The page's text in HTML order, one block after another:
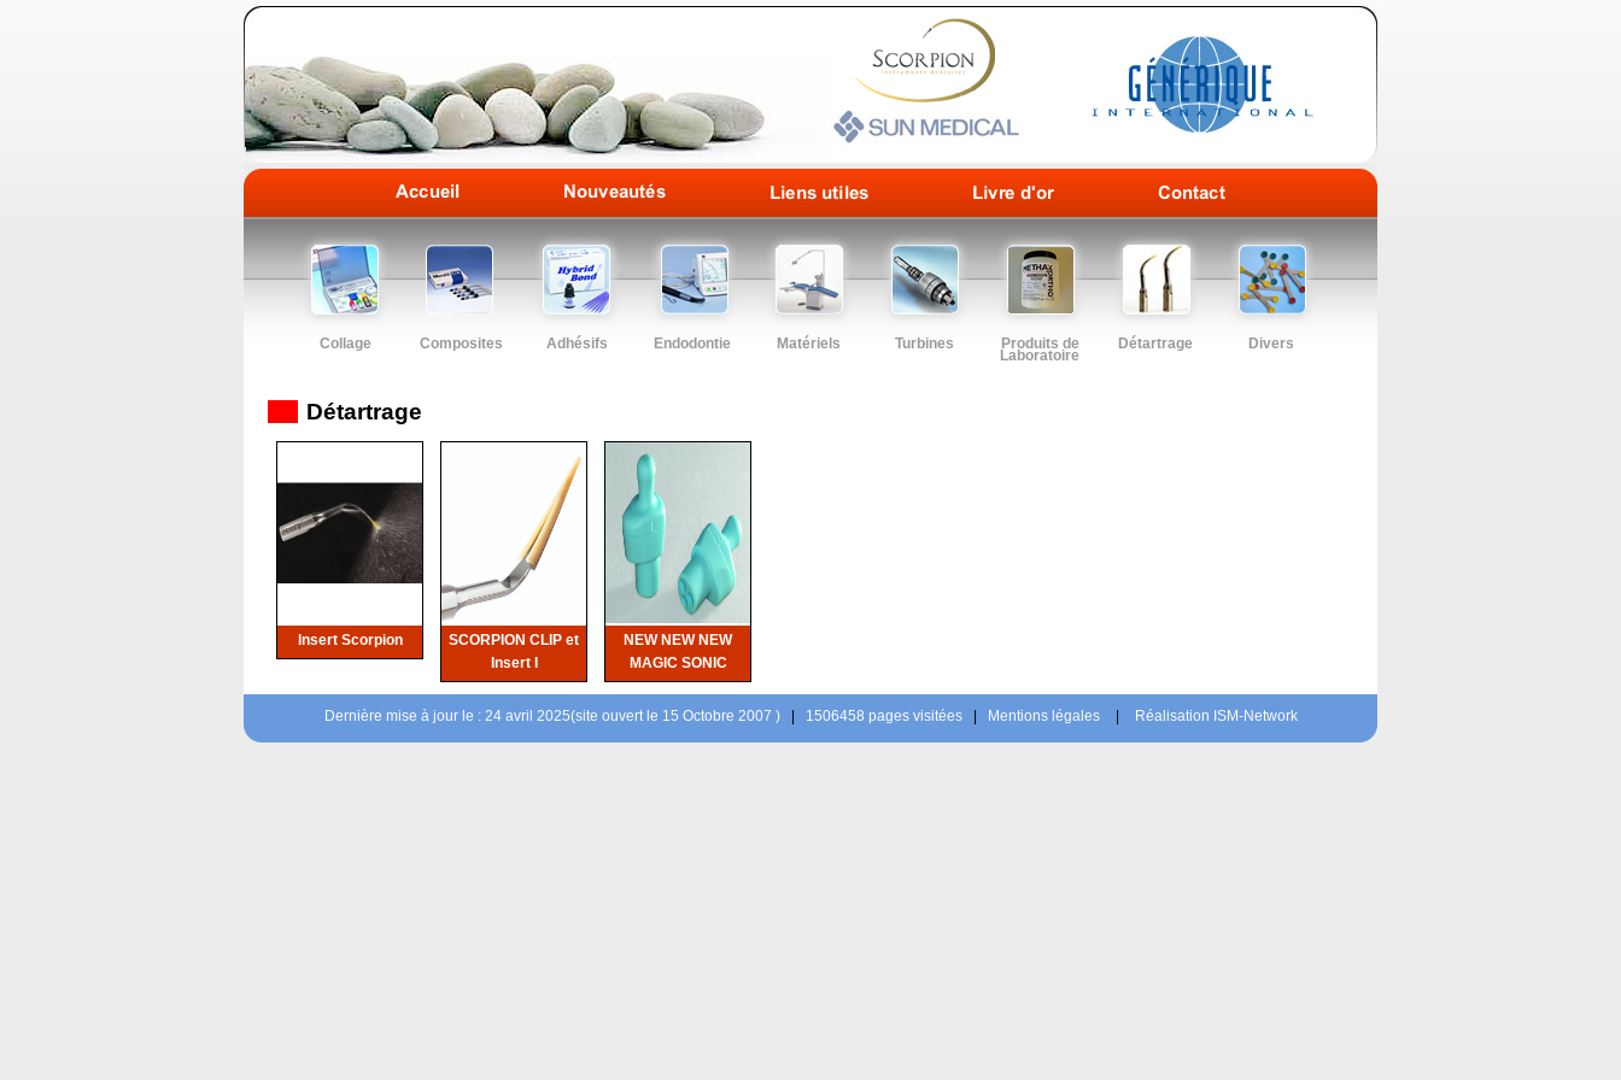
Collage Composites Adhésifs Endodontie Matériels Turbines
Produits de
Laboratoire
Détartrage Divers
Détartrage
Insert Scorpion
SCORPION CLIP et
Insert I
NEW NEW NEW
MAGIC SONIC
Dernière mise à jour le : 24 avril 2025(site ouvert le 15 Octobre 2007 ) 1506458 pages visitées Mentions légales Réalisation ISM-Network